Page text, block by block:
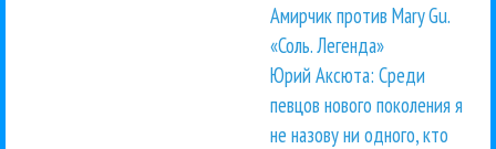
Амирчик против Mary Gu.
«Соль. Легенда»
Юрий Аксюта: Среди
певцов нового поколения я
не назову ни одного, кто